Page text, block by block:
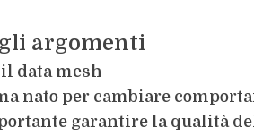
argomenti
il data mesh
nato per cambiare
garantire la qualità